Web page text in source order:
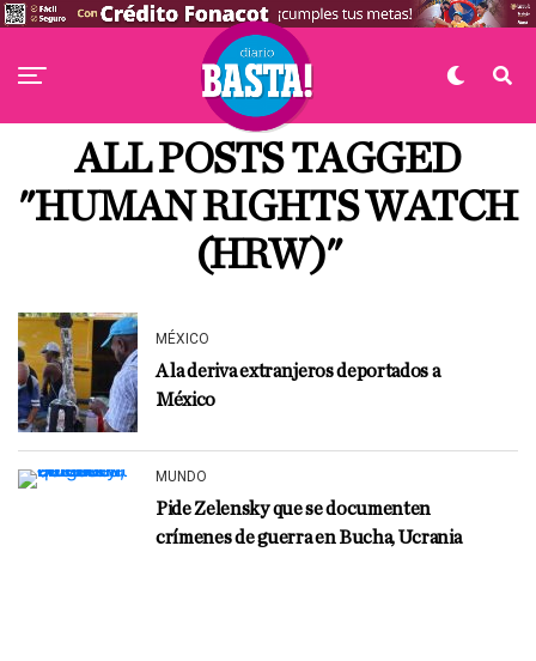
ALL POSTS TAGGED
"HUMAN RIGHTS WATCH
(HRW)"
MÉXICO
A la deriva extranjeros deportados a
México
MUNDO
Pide Zelensky que se documenten
crímenes de guerra en Bucha, Ucrania